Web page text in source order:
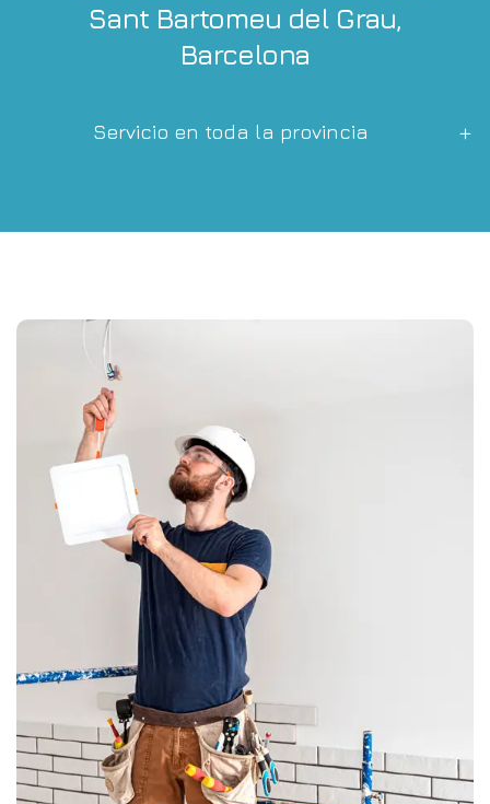
Sant Bartomeu del Grau,
Barcelona
Servicio en toda la provincia